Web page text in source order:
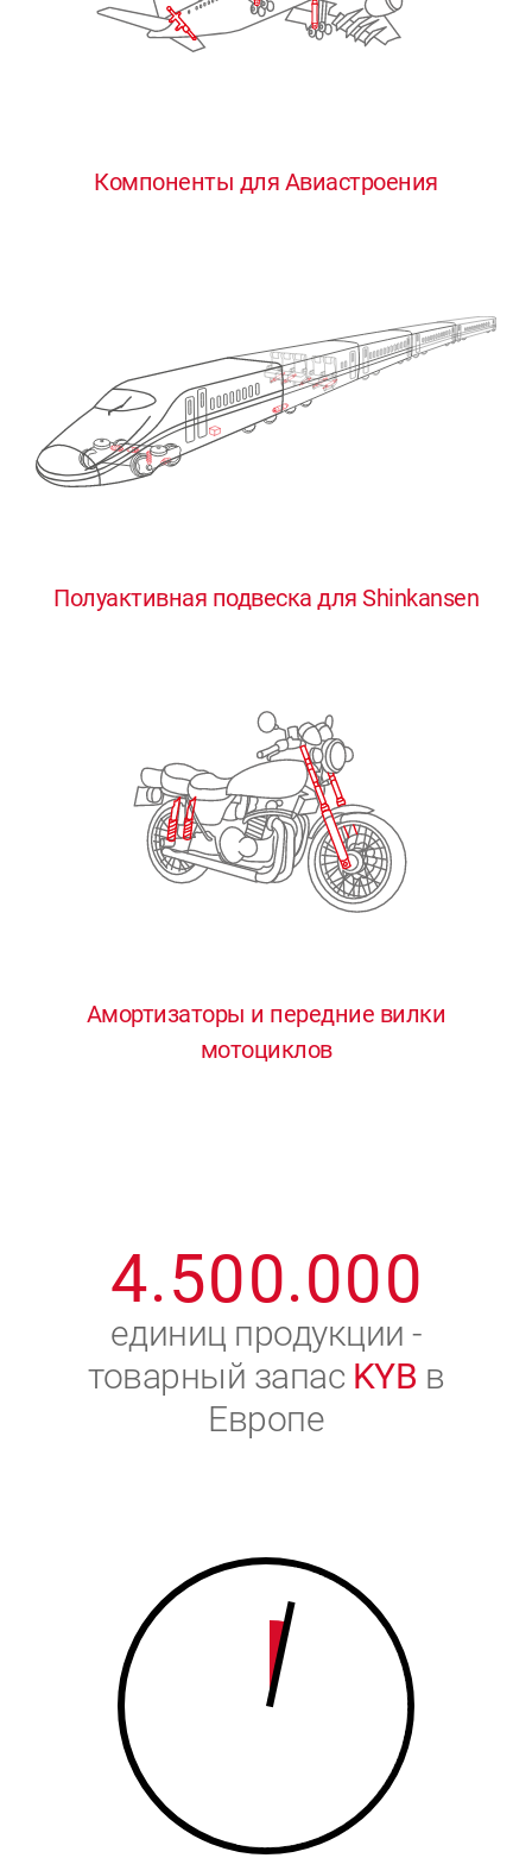
Компоненты для Авиастроения
Полуактивная подвеска для Shinkansen
Амортизаторы и передние вилки
мотоциклов
0
4
5
6
9
0
.
1
2
5
6
7
0
0
3
4
6
7
0
0
2
3
4
6
7
0.
0
2
3
4
6
7
0
0
2
3
4
6
0
0
3
4
6
0
единиц продукции -
товарный запас KYB в
Европе